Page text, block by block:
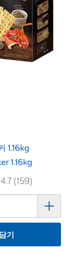
1.16kg
1.16kg
4.7 (159)
기